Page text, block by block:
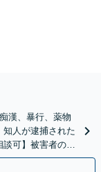
漢、暴行、薬物
人が逮捕された
可】被害者の方